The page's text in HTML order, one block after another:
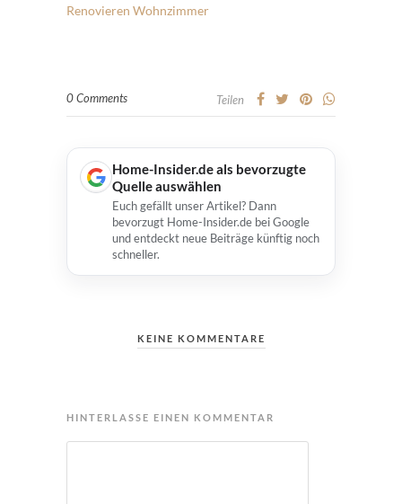
Renovieren Wohnzimmer
0 Comments Teilen
Home-Insider.de als bevorzugte
Quelle auswählen
Euch gefällt unser Artikel? Dann
bevorzugt Home-Insider.de bei Google
und entdeckt neue Beiträge künftig noch
schneller.
KEINE KOMMENTARE
HINTERLASSE EINEN KOMMENTAR